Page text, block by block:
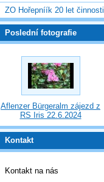
ZO Hořepníík 20 let činnosti
Poslední fotografie
Aflenzer Bürgeralm zájezd z
RS Iris 22.6.2024
Kontakt
Kontakt na nás